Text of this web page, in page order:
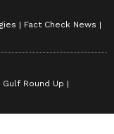
Fact Check News
Gulf Round Up